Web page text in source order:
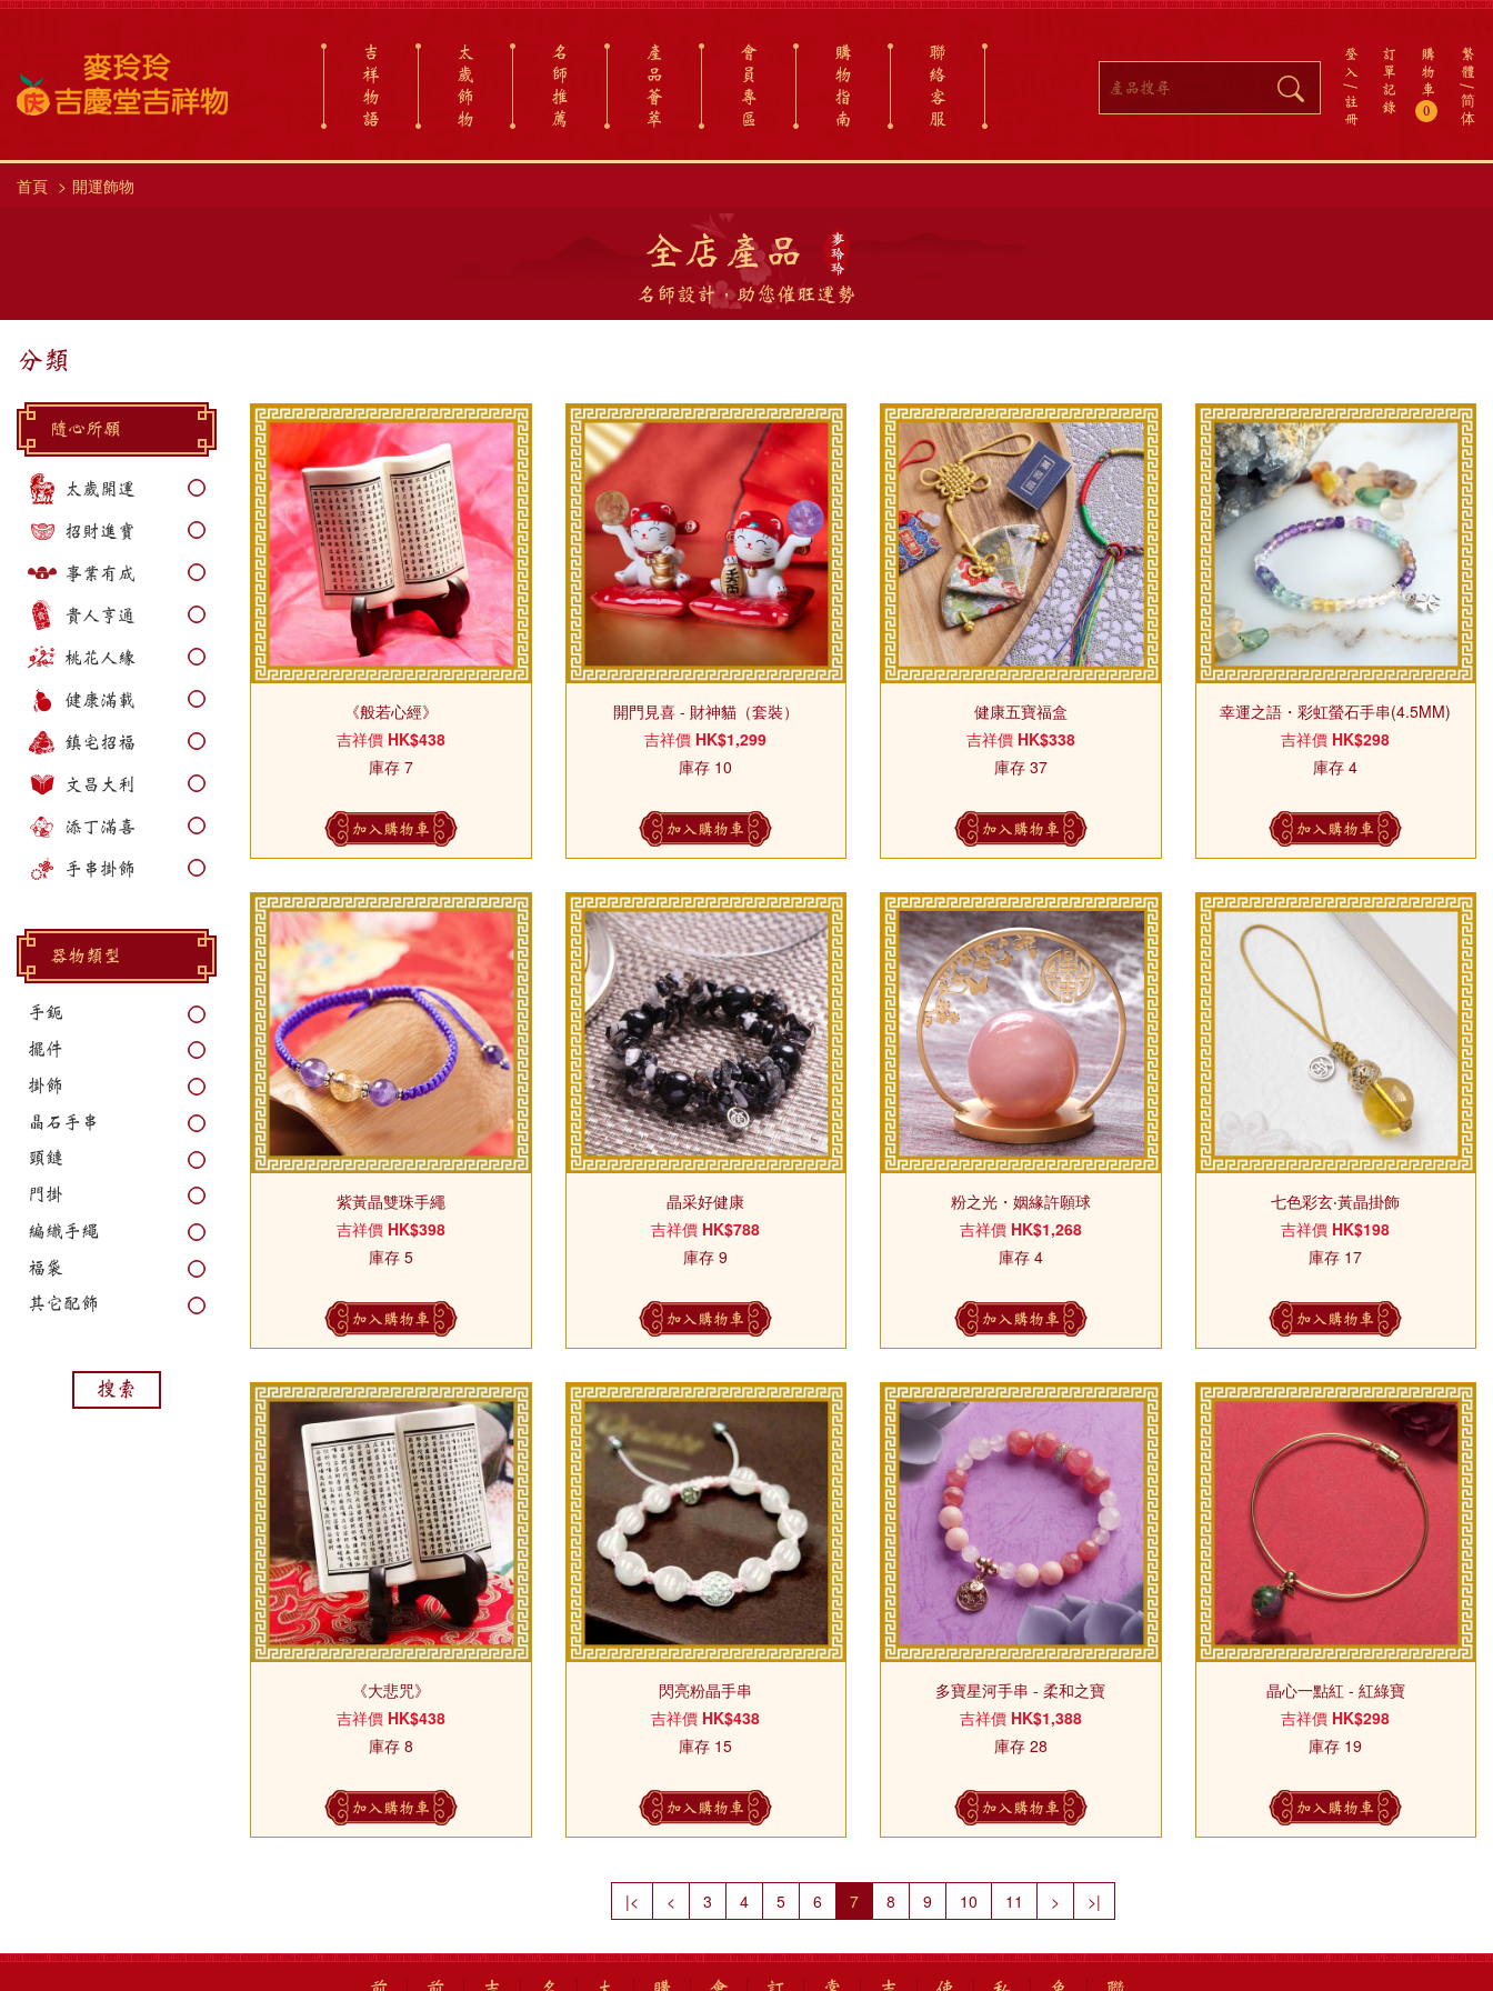
繁
體
简
体
購
物
車
0
訂
單
記
錄
登
入
註
冊
吉
祥
物
語
太
歲
飾
物
名
師
推
薦
產
品
薈
萃
會
員
專
區
購
物
指
南
聯
絡
客
服
首頁 開運飾物
全店產品
名師設計，助您催旺運勢
分類
隨心所願
太歲開運
招財進寶
事業有成
貴人亨通
桃花人緣
健康滿載
鎮宅招福
文昌大利
添丁滿喜
手串掛飾
器物類型
手鈪
擺件
掛飾
晶石手串
頸鏈
門掛
編織手繩
福袋
其它配飾
搜索
《般若心經》
吉祥價 HK$438
庫存 7
加入購物車
開門見喜 - 財神貓（套裝）
吉祥價 HK$1,299
庫存 10
加入購物車
健康五寶福盒
吉祥價 HK$338
庫存 37
加入購物車
幸運之語・彩虹螢石手串(4.5MM)
吉祥價 HK$298
庫存 4
加入購物車
紫黃晶雙珠手繩
吉祥價 HK$398
庫存 5
加入購物車
晶采好健康
吉祥價 HK$788
庫存 9
加入購物車
粉之光・姻緣許願球
吉祥價 HK$1,268
庫存 4
加入購物車
七色彩玄‧黃晶掛飾
吉祥價 HK$198
庫存 17
加入購物車
《大悲咒》
吉祥價 HK$438
庫存 8
加入購物車
閃亮粉晶手串
吉祥價 HK$438
庫存 15
加入購物車
多寶星河手串 - 柔和之寶
吉祥價 HK$1,388
庫存 28
加入購物車
晶心一點紅 - 紅綠寶
吉祥價 HK$298
庫存 19
加入購物車
|< < 3 4 5 6 7 8 9 10 11 > >|